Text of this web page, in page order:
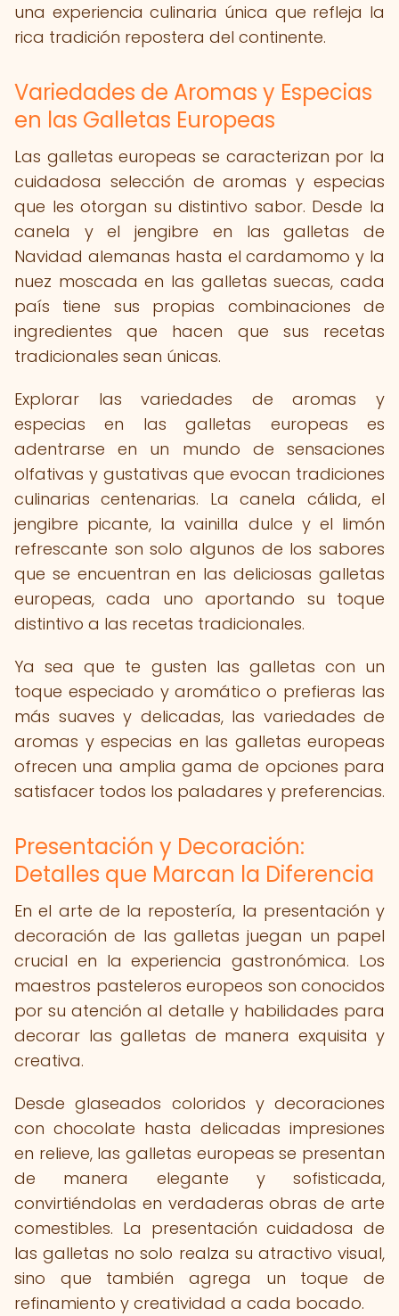
una experiencia culinaria única que refleja la
rica tradición repostera del continente.
Variedades de Aromas y Especias
en las Galletas Europeas
Las galletas europeas se caracterizan por la
cuidadosa selección de aromas y especias
que les otorgan su distintivo sabor. Desde la
canela y el jengibre en las galletas de
Navidad alemanas hasta el cardamomo y la
nuez moscada en las galletas suecas, cada
país tiene sus propias combinaciones de
ingredientes que hacen que sus recetas
tradicionales sean únicas.
Explorar las variedades de aromas y
especias en las galletas europeas es
adentrarse en un mundo de sensaciones
olfativas y gustativas que evocan tradiciones
culinarias centenarias. La canela cálida, el
jengibre picante, la vainilla dulce y el limón
refrescante son solo algunos de los sabores
que se encuentran en las deliciosas galletas
europeas, cada uno aportando su toque
distintivo a las recetas tradicionales.
Ya sea que te gusten las galletas con un
toque especiado y aromático o prefieras las
más suaves y delicadas, las variedades de
aromas y especias en las galletas europeas
ofrecen una amplia gama de opciones para
satisfacer todos los paladares y preferencias.
Presentación y Decoración:
Detalles que Marcan la Diferencia
En el arte de la repostería, la presentación y
decoración de las galletas juegan un papel
crucial en la experiencia gastronómica. Los
maestros pasteleros europeos son conocidos
por su atención al detalle y habilidades para
decorar las galletas de manera exquisita y
creativa.
Desde glaseados coloridos y decoraciones
con chocolate hasta delicadas impresiones
en relieve, las galletas europeas se presentan
de manera elegante y sofisticada,
convirtiéndolas en verdaderas obras de arte
comestibles. La presentación cuidadosa de
las galletas no solo realza su atractivo visual,
sino que también agrega un toque de
refinamiento y creatividad a cada bocado.